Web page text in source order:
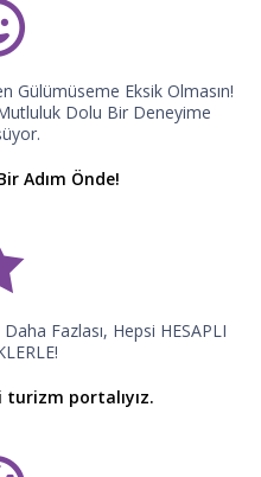
Gülümüseme Eksik Olmasın!
Dolu Bir Deneyime
Adım Önde!
Fazlası, Hepsi HESAPLI
turizm portalıyız.